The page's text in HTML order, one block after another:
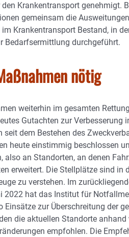
Krankentransport genehmigt.
gemeinsam die
Krankentransport Bestand, in
Bedarfsermittlung durchgeführt.
nötig
weiterhin im gesamten
Gutachten zur Verbesserung
dem Bestehen des
heute einstimmig beschlossen
an Standorten, an denen
erweitert. Die Stellplätze sind in
zu verstehen. Im
2022 hat das Institut für
zur Überschreitung der
die aktuellen Standorte anhand
empfohlen. Die